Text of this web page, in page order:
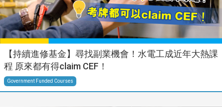
【持續進修基金】尋找副業機會！水電工成近年大熱課
程 原來都有得claim CEF！
Government Funded Courses